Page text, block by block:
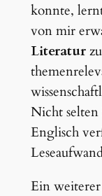
konnte,
von mir
Literatur
Nicht
Englisch
Ein